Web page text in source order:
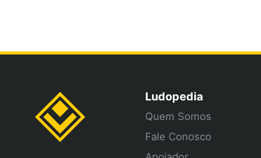
Ludopedia
Quem Somos
Fale Conosco